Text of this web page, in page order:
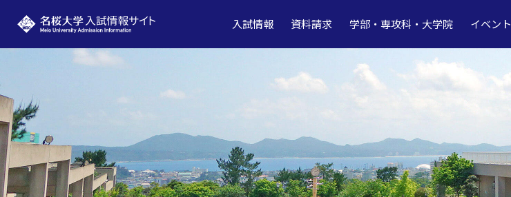
名桜大学 入試情報サイト
入試情報 資料請求 学部・専攻科・大学院 イベント